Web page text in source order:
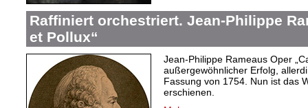
Raffiniert orchestriert. Jean-Philippe
et Pollux“
Jean-Philippe Rameaus Oper
außergewöhnlicher Erfolg,
Fassung von 1754. Nun ist das
erschienen.